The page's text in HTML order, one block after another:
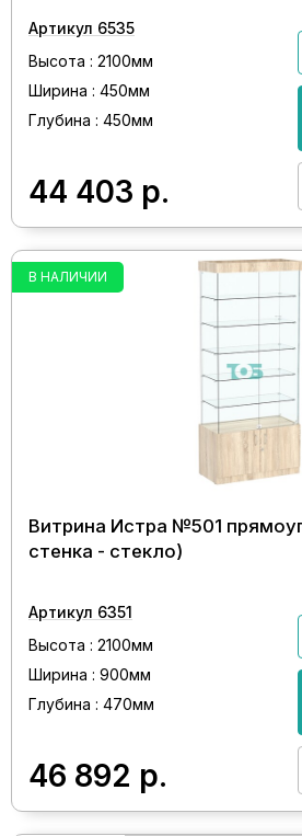
Артикул 6535
Высота : 2100мм
Ширина : 450мм
Глубина : 450мм
44 403 р.
В НАЛИЧИИ
Витрина Истра №501
стенка - стекло)
Артикул 6351
Высота : 2100мм
Ширина : 900мм
Глубина : 470мм
46 892 р.